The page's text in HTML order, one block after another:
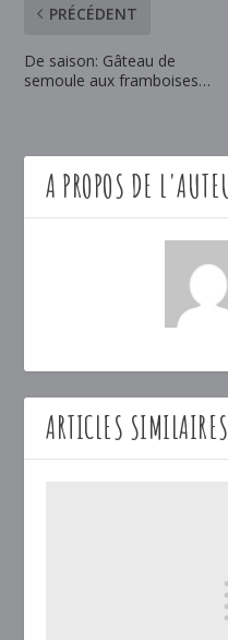
PRÉCÉDENT
De saison: Gâteau de
semoule aux framboises…
A PROPOS DE
ARTICLES SIMILAIRES